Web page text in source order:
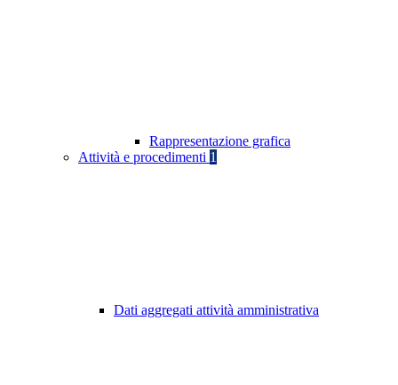
Rappresentazione grafica
Attività e procedimenti 1
Dati aggregati attività amministrativa